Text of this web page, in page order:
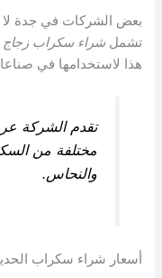
بعض الشركات في جدة
تشملشراء سكراب زجاج
هذا لاستخدامها في
تقدم الشركة
مختلفة من
والنحاس.
أسعار شراء سكراب